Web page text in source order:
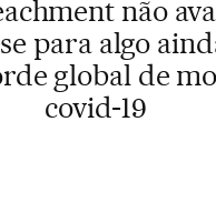
não
para algo
global de
covid-19